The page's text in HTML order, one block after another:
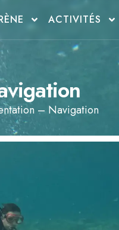
ACTIVITÉS
– Navigation